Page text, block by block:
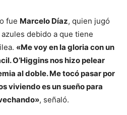
fue Marcelo Díaz, quien jugó
debido a que tiene
«Me voy en la gloria con un
O’Higgins nos hizo pelear
al doble. Me tocó pasar por
viviendo es un sueño para
, señaló.